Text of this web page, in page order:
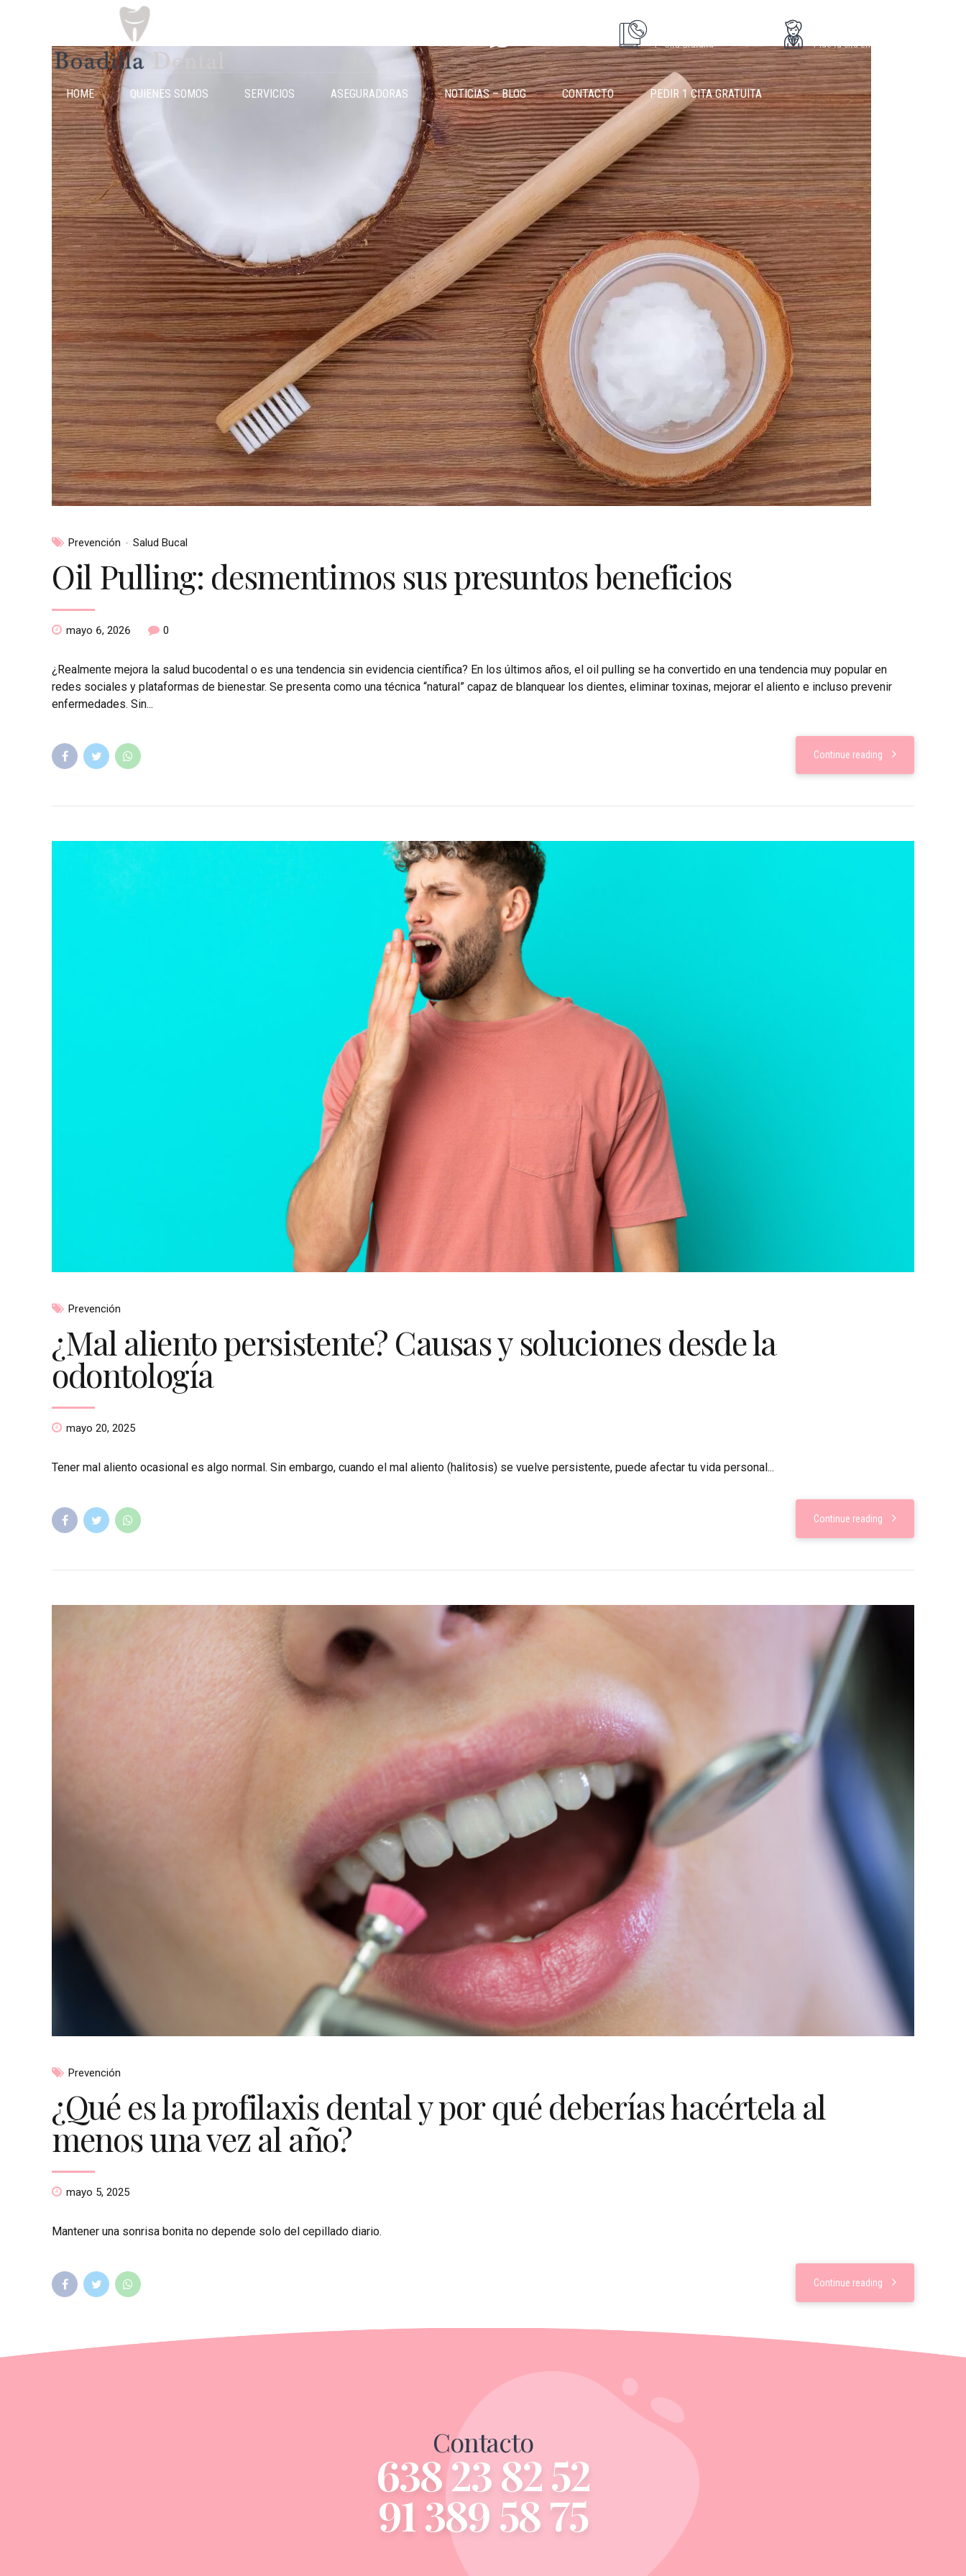
1ª Cita Gratuita Pide tu cita en su agenda
HOME QUIENES SOMOS SERVICIOS ASEGURADORAS NOTICIAS – BLOG CONTACTO PEDIR 1 CITA GRATUITA
Prevención Salud Bucal
Oil Pulling: desmentimos sus presuntos beneficios
mayo 6, 2026 0
¿Realmente mejora la salud bucodental o es una tendencia sin evidencia científica? En los últimos años, el oil pulling se ha convertido en una tendencia muy popular en
redes sociales y plataformas de bienestar. Se presenta como una técnica “natural” capaz de blanquear los dientes, eliminar toxinas, mejorar el aliento e incluso prevenir
enfermedades. Sin...
Continue reading
Prevención
¿Mal aliento persistente? Causas y soluciones desde la
odontología
mayo 20, 2025
Tener mal aliento ocasional es algo normal. Sin embargo, cuando el mal aliento (halitosis) se vuelve persistente, puede afectar tu vida personal...
Continue reading
Prevención
¿Qué es la profilaxis dental y por qué deberías hacértela al
menos una vez al año?
mayo 5, 2025
Mantener una sonrisa bonita no depende solo del cepillado diario.
Continue reading
Contacto
638 23 82 52
91 389 58 75